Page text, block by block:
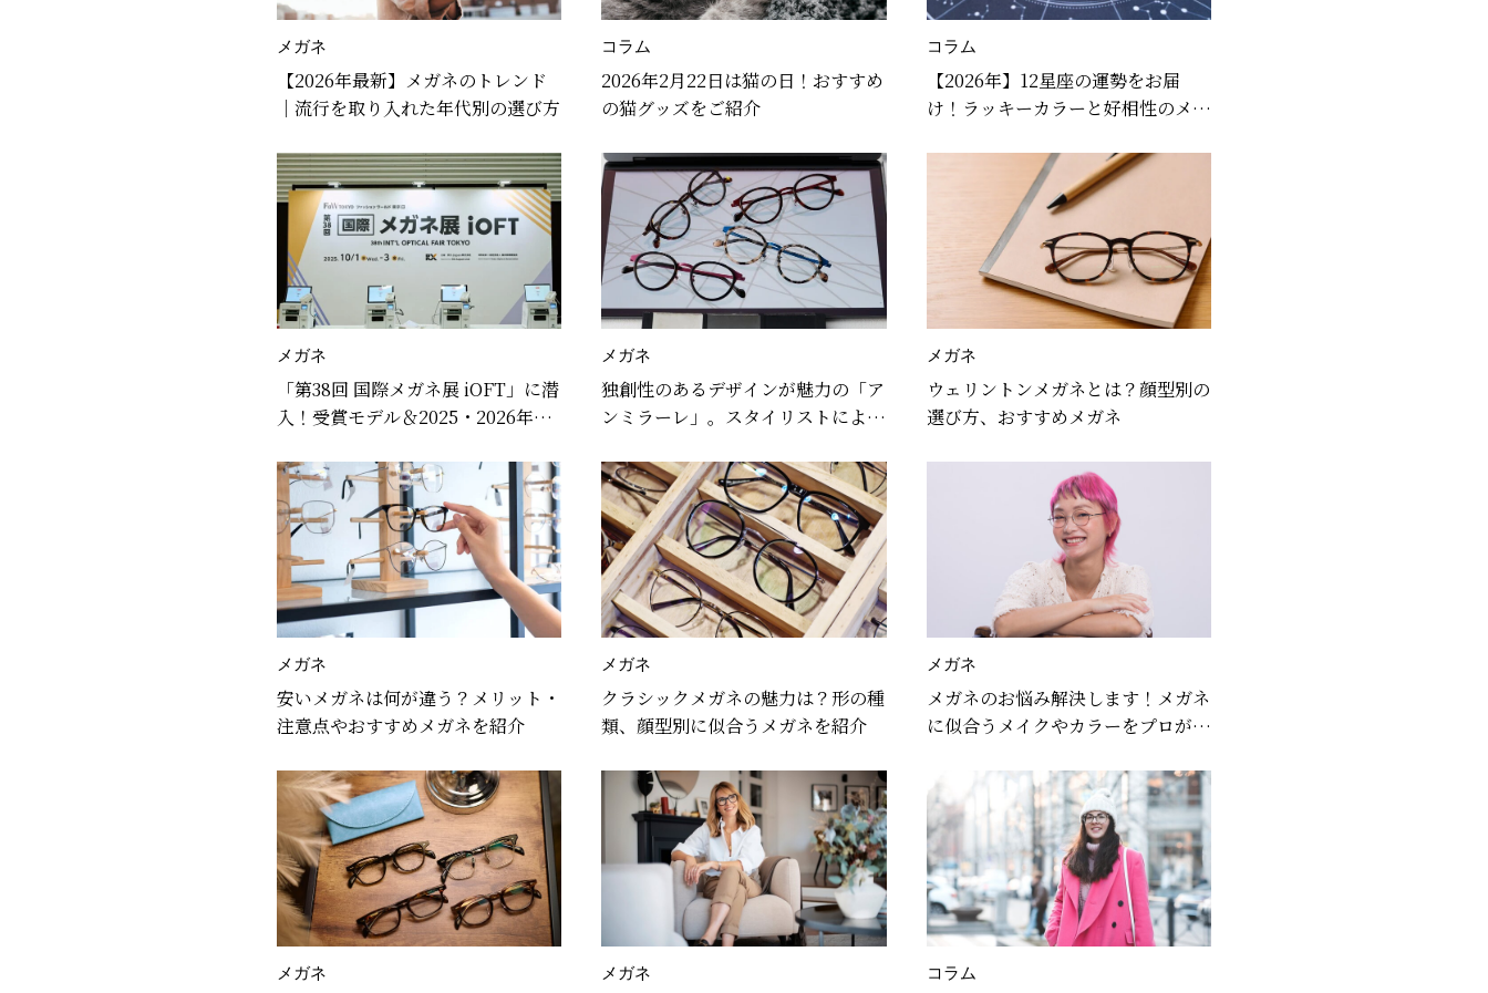
メガネ
【2026年最新】メガネのトレンド
｜流行を取り入れた年代別の選び方
コラム
2026年2月22日は猫の日！おすすめ
の猫グッズをご紹介
コラム
【2026年】12星座の運勢をお届
け！ラッキーカラーと好相性のメガ
メガネ
「第38回 国際メガネ展 iOFT」に潜
入！受賞モデル＆2025・2026年の
メガネ
独創性のあるデザインが魅力の「ア
ンミラーレ」。スタイリストによる
メガネ
ウェリントンメガネとは？顔型別の
選び方、おすすめメガネ
メガネ
安いメガネは何が違う？メリット・
注意点やおすすめメガネを紹介
メガネ
クラシックメガネの魅力は？形の種
類、顔型別に似合うメガネを紹介
メガネ
メガネのお悩み解決します！メガネ
に似合うメイクやカラーをプロが解
メガネ メガネ コラム